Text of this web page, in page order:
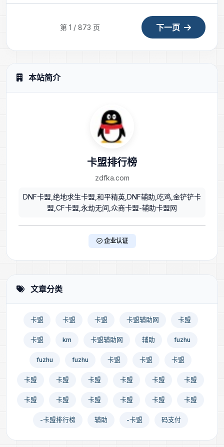
第 1 / 873 页 下一页
本站简介
卡盟排行榜
zdfka.com
DNF卡盟,绝地求生卡盟,和平精英,DNF辅助,吃鸡,金铲铲卡
盟,CF卡盟,永劫无间,众商卡盟-辅助卡盟网
企业认证
文章分类
卡盟 卡盟 卡盟 卡盟辅助网 卡盟
卡盟 km 卡盟辅助网 辅助 fuzhu
fuzhu fuzhu 卡盟 卡盟 卡盟
卡盟 卡盟 卡盟 卡盟 卡盟 卡盟
卡盟 卡盟 卡盟 卡盟 卡盟 卡盟
-卡盟排行榜 辅助 -卡盟 码支付